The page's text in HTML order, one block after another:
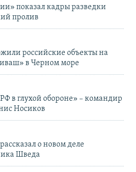
показал кадры разведки
пролив
российские объекты на
в Черном море
в глухой обороне» – командир
Носиков
о новом деле
Шведа